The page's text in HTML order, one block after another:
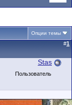
Опции темы
#1
Stas
Пользователь